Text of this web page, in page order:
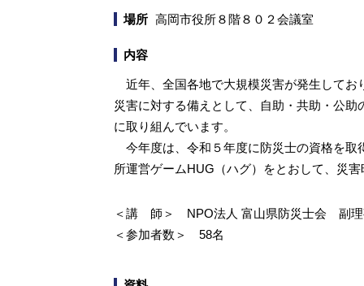
場所 高岡市役所８階８０２会議室
内容
近年、全国各地で大規模災害が発生してお
災害に対する備えとして、自助・共助・公
に取り組んでいます。
今年度は、令和５年度に防災士の資格を取
所運営ゲームHUG（ハグ）をとおして、災
＜講 師＞ NPO法人 富山
＜参加者数＞ 58名